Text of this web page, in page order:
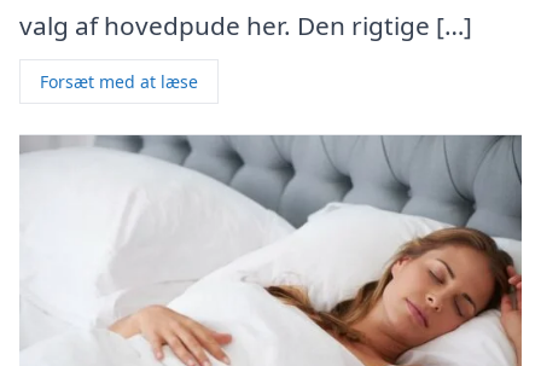
valg af hovedpude her. Den rigtige […]
Forsæt med at læse